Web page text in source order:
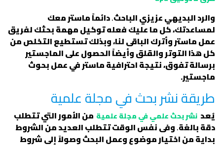
والرد البديهي عزيزي الباحث.دائماً ماستر معك
لمساعدتك، كل ما عليك فعله توكيل مهمة بحثك لفريق
عمل ماستر وأترك الباقى لنا، وبذلك تستطيع التخلص من
كل هذا التوتر والقلق وأيضاً الحصول على الماجستير
برسالة تفوق، نتيجة احترافية ماستر في عمل بحوث
ماجستير.
طريقة نشر بحث في مجلة علمية
يُعد نشر بحث علمي في مجلة علمية من الأمور التي تتطلب
دقة بالغة.وفى نفس الوقت تتطلب العديد من الشروط
بداية من اختيار موضوع وعمل البحث وصولاً إلى شروط